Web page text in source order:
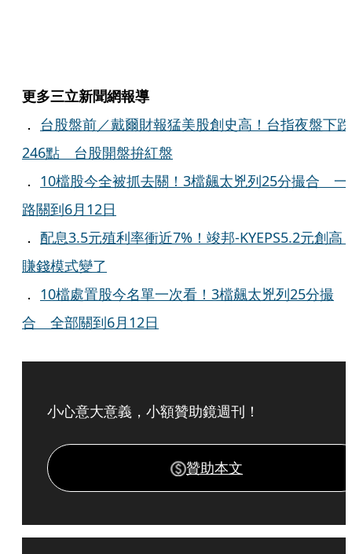
更多三立新聞網報導
． 台股盤前／戴爾財報猛美股創史高！台指夜盤下跌
246點 台股開盤拚紅盤
． 10檔股今全被抓去關！3檔飆太兇列25分撮合 一
路關到6月12日
． 配息3.5元殖利率衝近7%！竣邦-KYEPS5.2元創
賺錢模式變了
． 10檔處置股今名單一次看！3檔飆太兇列25分撮
合 全部關到6月12日
小心意大意義，小額贊助鏡週刊！
贊助本文